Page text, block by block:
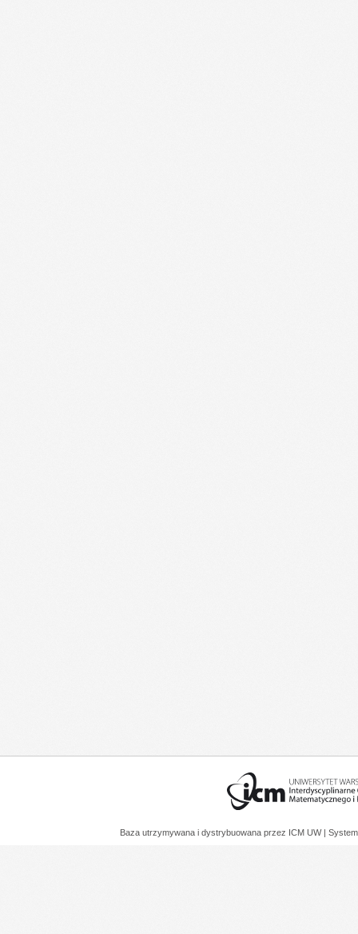
Baza utrzymywana i dystrybuowana przez ICM UW |